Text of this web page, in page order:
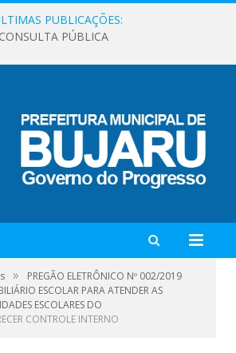
PUBLICAÇÕES:
CONSULTA PÚBLICA
»
PREGÃO ELETRÔNICO Nº 002/2019
ESCOLAR PARA ATENDER AS
ESCOLARES DO
CONTROLE INTERNO